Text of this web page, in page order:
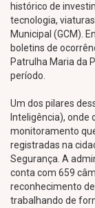
histórico de
tecnologia,
Municipal (GCM).
boletins de
Patrulha Maria da
período.
Um dos pilares
Inteligência), onde
monitoramento
registradas na
Segurança. A
conta com 659
reconhecimento
trabalhando de